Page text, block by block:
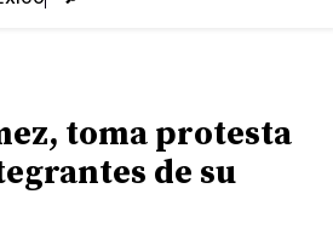
toma protesta
de su